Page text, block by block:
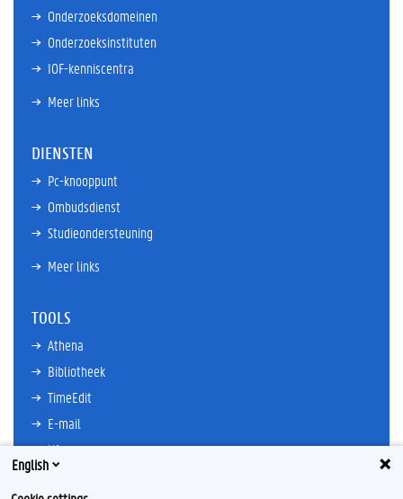
Onderzoeksdomeinen
Onderzoeksinstituten
IOF-kenniscentra
Meer links
DIENSTEN
Pc-knooppunt
Ombudsdienst
Studieondersteuning
Meer links
TOOLS
Athena
Bibliotheek
TimeEdit
E-mail
Ufora
Oasis
English